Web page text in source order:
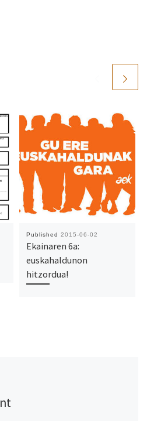
Published 2015-06-02
Ekainaren 6a:
euskahaldunon
hitzordua!